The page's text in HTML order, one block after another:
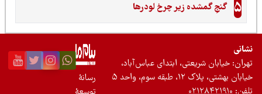
گنجِ گمشده زیر چرخ لودرها
خیابان شریعتی، ابتدای عباس‌آباد،
بهشتی، پلاک ۱۲، طبقه سوم، واحد ۵
رسانۀ